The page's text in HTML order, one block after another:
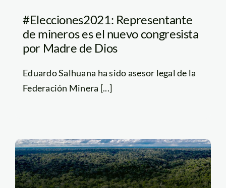
#Elecciones2021: Representante
de mineros es el nuevo congresista
por Madre de Dios
Eduardo Salhuana ha sido asesor legal de la
Federación Minera [...]